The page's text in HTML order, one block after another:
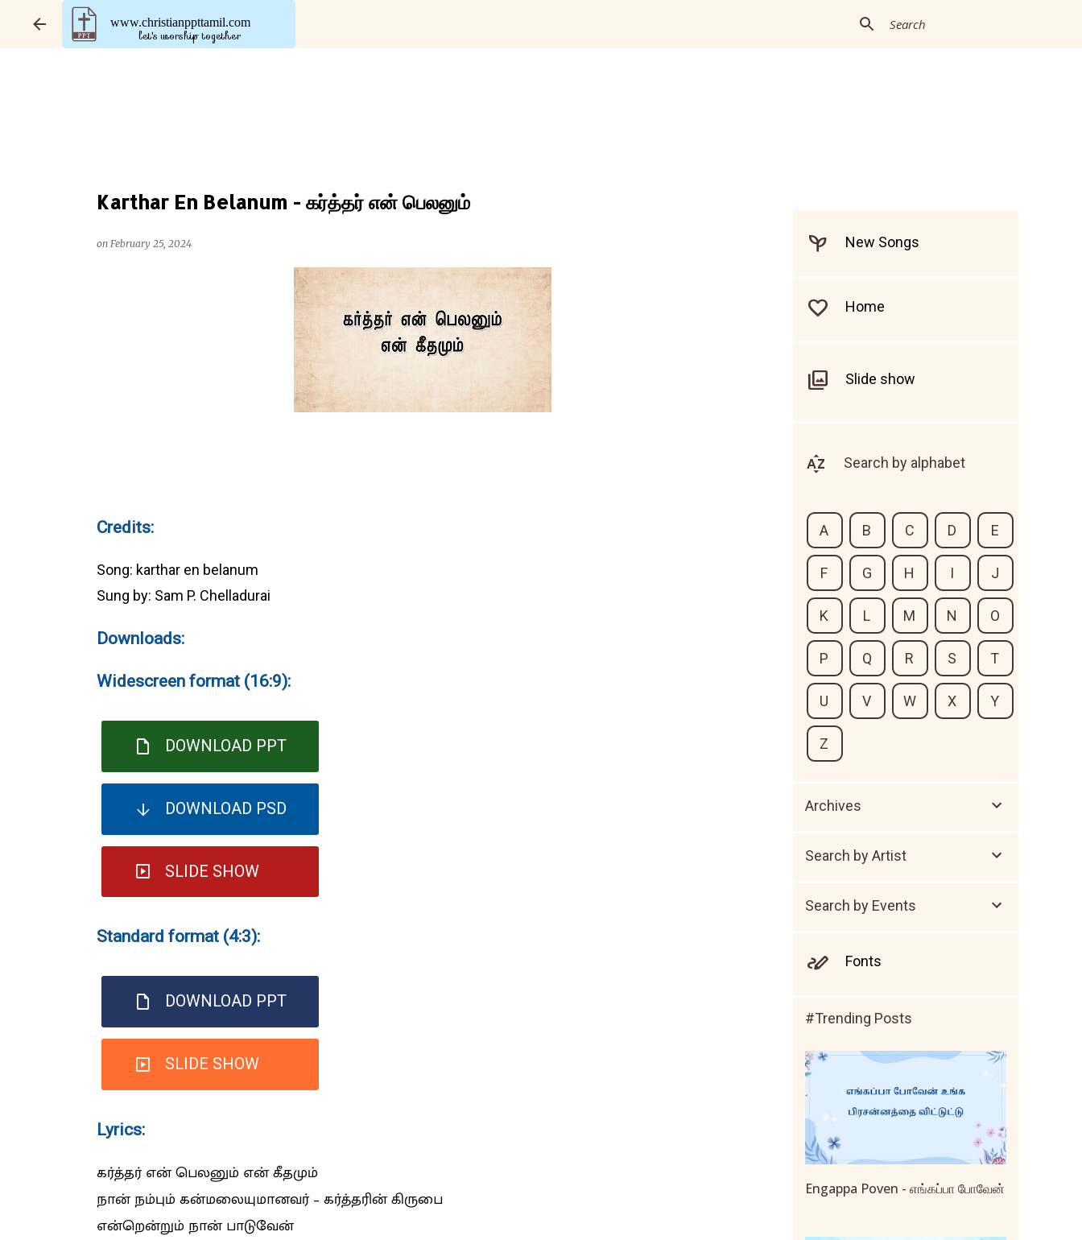
www.christianppttamil.com
let's worship together
Karthar En Belanum - கர்த்தர் என் பெலனும்
on February 25, 2024
Credits:
Song: karthar en belanum
Sung by: Sam P. Chelladurai
Downloads:
Widescreen format (16:9):
DOWNLOAD PPT
DOWNLOAD PSD
SLIDE SHOW
Standard format (4:3):
DOWNLOAD PPT
SLIDE SHOW
Lyrics:
கர்த்தர் என் பெலனும் என் கீதமும்
நான் நம்பும் கன்மலையுமானவர் – கர்த்தரின் கிருபை
என்றென்றும் நான் பாடுவேன்
New Songs
Home
Slide show
Search by alphabet
A B C D E
F G H I J
K L M N O
P Q R S T
U V W X Y
Z
Archives
Search by Artist
Search by Events
Fonts
#Trending Posts
Engappa Poven - எங்கப்பா போவேன்